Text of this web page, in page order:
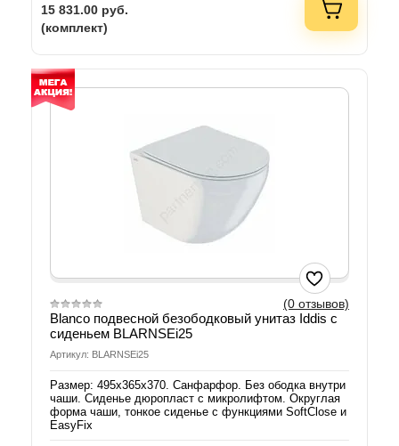
15 831.00 руб.
(комплект)
(0 отзывов)
Blanco подвесной безободковый унитаз Iddis с
сиденьем BLARNSEi25
Артикул: BLARNSEi25
Размер: 495x365x370. Санфарфор. Без ободка внутри
чаши. Сиденье дюропласт с микролифтом. Округлая
форма чаши, тонкое сиденье с функциями SoftClose и
EasyFix